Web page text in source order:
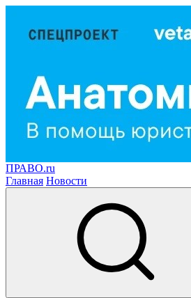
ПРАВО.ru
Главная Новости